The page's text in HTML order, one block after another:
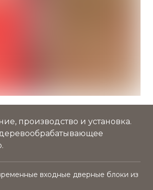
производство и установка.
входные дверные блоки из